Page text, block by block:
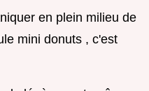
en plein milieu de
mini donuts , c'est